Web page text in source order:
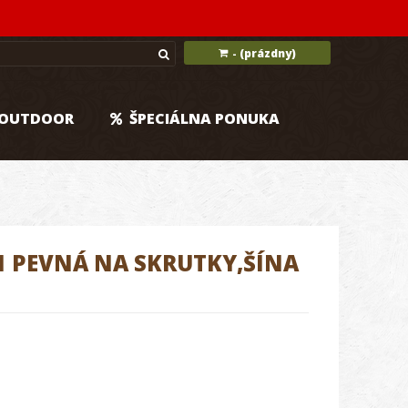
- (prázdny)
ŠPECIÁLNA PONUKA
PEVNÁ NA SKRUTKY,ŠÍNA